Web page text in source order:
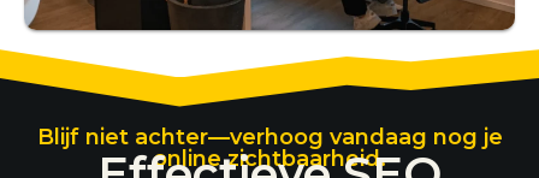
Blijf niet achter—verhoog vandaag nog je
online zichtbaarheid.